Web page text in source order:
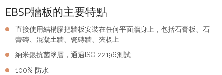
EBSP牆板的主要特點
直接使用結構膠把牆板安裝在任何平面牆身上，包括石膏板、石
膏磚、混凝土牆、瓷磚牆、夾板上
納米銀抗菌塗層，通過ISO 22196測試
100% 防水